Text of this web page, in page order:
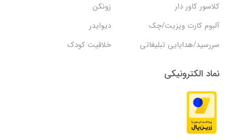
کلاسور کاور دار
زونکن
آلبوم کارت ویزیت/چک
دیوایدر
سررسید/هدایایی تبلیغاتی
خلاقیت کودک
نماد الکترونیکی